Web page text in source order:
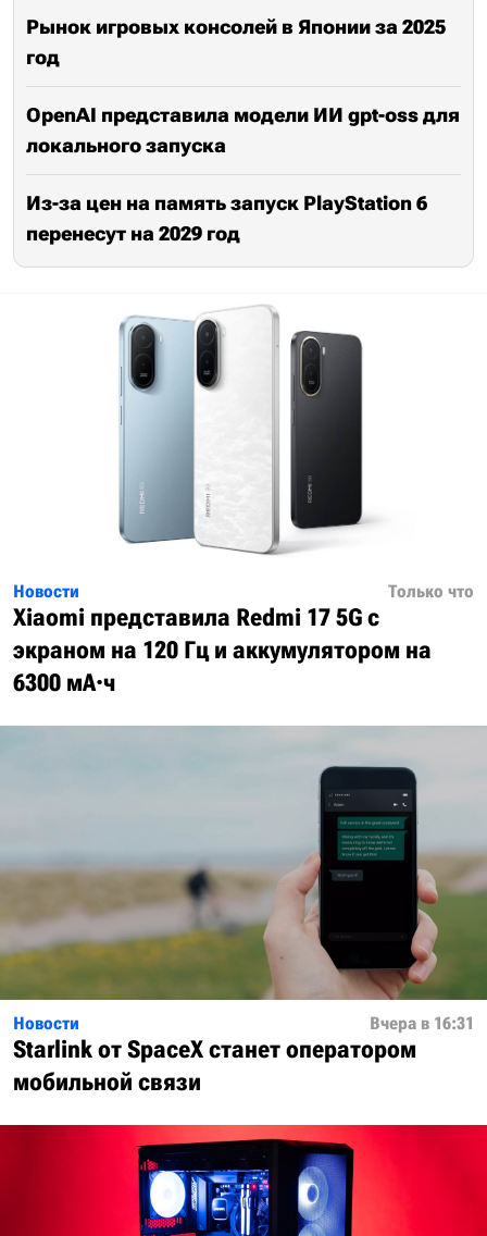
Рынок игровых консолей в Японии за 2025
год
OpenAI представила модели ИИ gpt-oss для
локального запуска
Из-за цен на память запуск PlayStation 6
перенесут на 2029 год
Новости Только что
Xiaomi представила Redmi 17 5G с
экраном на 120 Гц и аккумулятором на
6300 мА·ч
Новости Вчера в 16:31
Starlink от SpaceX станет оператором
мобильной связи